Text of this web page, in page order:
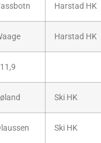
Harstad HK
Harstad HK
Ski HK
Ski HK